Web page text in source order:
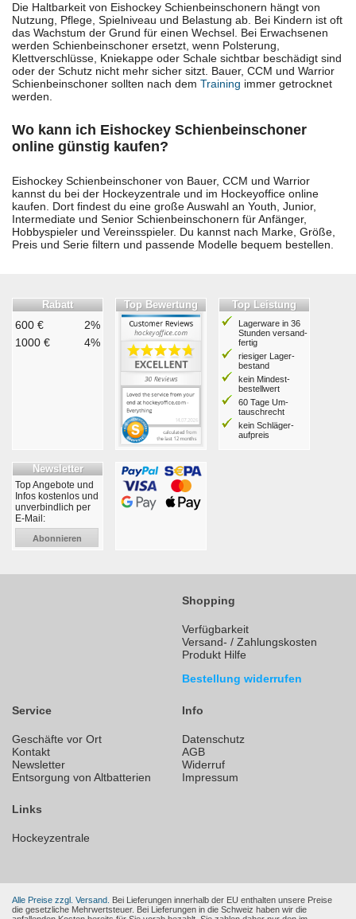
Die Haltbarkeit von Eishockey Schienbeinschonern hängt von
Nutzung, Pflege, Spielniveau und Belastung ab. Bei Kindern ist oft
das Wachstum der Grund für einen Wechsel. Bei Erwachsenen
werden Schienbeinschoner ersetzt, wenn Polsterung,
Klettverschlüsse, Kniekappe oder Schale sichtbar beschädigt sind
oder der Schutz nicht mehr sicher sitzt. Bauer, CCM und Warrior
Schienbeinschoner sollten nach dem Training immer getrocknet
werden.
Wo kann ich Eishockey Schienbeinschoner
online günstig kaufen?
Eishockey Schienbeinschoner von Bauer, CCM und Warrior
kannst du bei der Hockeyzentrale und im Hockeyoffice online
kaufen. Dort findest du eine große Auswahl an Youth, Junior,
Intermediate und Senior Schienbeinschonern für Anfänger,
Hobbyspieler und Vereinsspieler. Du kannst nach Marke, Größe,
Preis und Serie filtern und passende Modelle bequem bestellen.
Rabatt
600 €
2%
1000 €
4%
Top Bewertung Top Leistung
Lagerware in 36
Stunden ver­sand­
fertig
riesiger Lager­
bestand
kein Mindest­
bestell­wert
60 Tage Um­
tausch­recht
kein Schläger­
aufpreis
Newsletter
Top Angebote und
Infos kostenlos und
unverbindlich per
E-Mail:
Abonnieren
Shopping
Verfügbarkeit
Versand- / Zahlungskosten
Produkt Hilfe
Bestellung widerrufen
Service
Geschäfte vor Ort
Kontakt
Newsletter
Entsorgung von Altbatterien
Info
Datenschutz
AGB
Widerruf
Impressum
Links
Hockeyzentrale
Alle Preise zzgl. Versand. Bei Lieferungen innerhalb der EU enthalten unsere Preise
die gesetzliche Mehrwertsteuer. Bei Lieferungen in die Schweiz haben wir die